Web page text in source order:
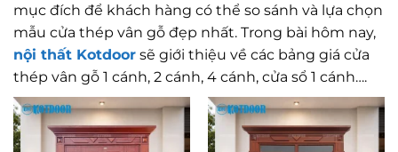
mục đích để khách hàng có thể so sánh và lựa chọn
mẫu cửa thép vân gỗ đẹp nhất. Trong bài hôm nay,
nội thất Kotdoor sẽ giới thiệu về các bảng giá cửa
thép vân gỗ 1 cánh, 2 cánh, 4 cánh, cửa sổ 1 cánh….